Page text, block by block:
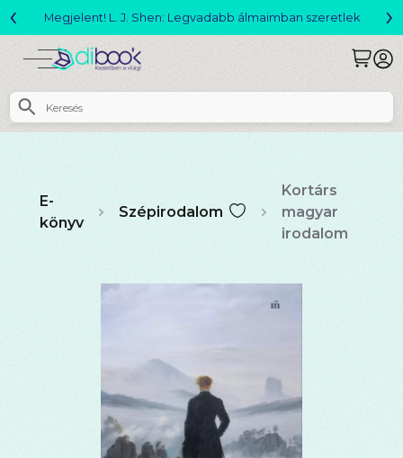
Változó világ akció!
‹ ›
E-
könyv
Szépirodalom
Kortárs
magyar
irodalom